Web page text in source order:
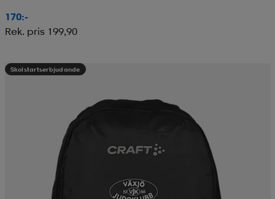
170:-
Rek. pris 199,90
Skolstartserbjudande